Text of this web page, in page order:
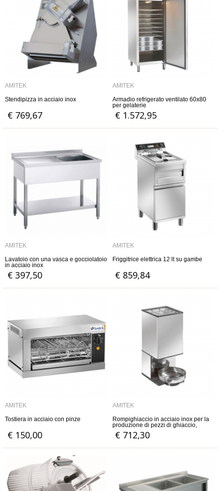
AMITEK
Stendipizza in acciaio inox
€ 769,67
AMITEK
Armadio refrigerato ventilato 60x80
per gelaterie
€ 1.572,95
AMITEK
Lavatoio con una vasca e gocciolatoio
in acciaio inox
€ 397,50
AMITEK
Friggitrice elettrica 12 lt su gambe
€ 859,84
AMITEK
Tostiera in acciaio con pinze
€ 150,00
AMITEK
Rompighiaccio in acciaio inox per la
produzione di pezzi di ghiaccio,
potenza 160 watt
€ 712,30